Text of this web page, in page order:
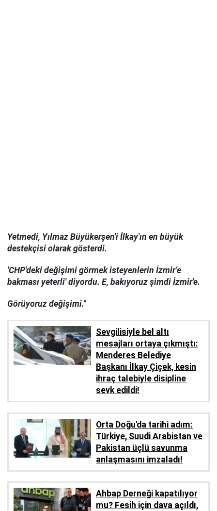
Yetmedi, Yılmaz Büyükerşen'i İlkay'ın en büyük
destekçisi olarak gösterdi.
'CHP'deki değişimi görmek isteyenlerin İzmir’e
bakması yeterli' diyordu. E, bakıyoruz şimdi İzmir'e.
Görüyoruz değişimi."
Sevgilisiyle bel altı
mesajları ortaya çıkmıştı:
Menderes Belediye
Başkanı İlkay Çiçek, kesin
ihraç talebiyle disipline
sevk edildi!
Orta Doğu'da tarihi adım:
Türkiye, Suudi Arabistan ve
Pakistan üçlü savunma
anlaşmasını imzaladı!
Ahbap Derneği kapatılıyor
mu? Fesih için dava açıldı,